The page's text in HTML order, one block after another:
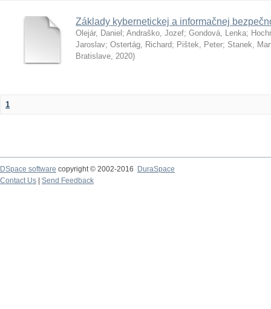
Základy kybernetickej a informačnej
Olejár, Daniel ; Andraško, Jozef; Gondová, Lenka;
Jaroslav; Ostertág, Richard; Pištek, Peter; Stanek,
Bratislave, 2020)
1
DSpace software copyright © 2002-2016
DuraSpace
Contact Us
Send Feedback